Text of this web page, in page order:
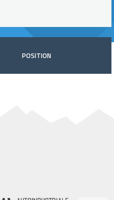
POSITION